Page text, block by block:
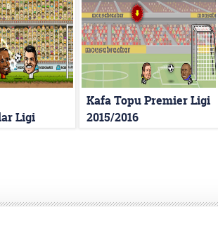
Ligi
Kafa Topu Premier Ligi
2015/2016